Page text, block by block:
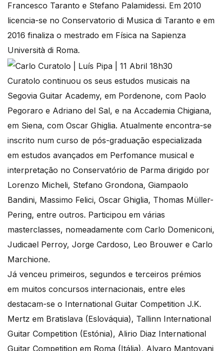
Francesco Taranto e Stefano Palamidessi. Em 2010
licencia-se no Conservatorio di Musica di Taranto e em
2016 finaliza o mestrado em Física na Sapienza
Università di Roma.
Curatolo continuou os seus estudos musicais na
Segovia Guitar Academy, em Pordenone, com Paolo
Pegoraro e Adriano del Sal, e na Accademia Chigiana,
em Siena, com Oscar Ghiglia. Atualmente encontra-se
inscrito num curso de pós-graduação especializada
em estudos avançados em Perfomance musical e
interpretação no Conservatório de Parma dirigido por
Lorenzo Micheli, Stefano Grondona, Giampaolo
Bandini, Massimo Felici, Oscar Ghiglia, Thomas Müller-
Pering, entre outros. Participou em várias
masterclasses, nomeadamente com Carlo Domeniconi,
Judicael Perroy, Jorge Cardoso, Leo Brouwer e Carlo
Marchione.
Já venceu primeiros, segundos e terceiros prémios
em muitos concursos internacionais, entre eles
destacam-se o International Guitar Competition J.K.
Mertz em Bratislava (Eslováquia), Tallinn International
Guitar Competition (Estónia), Alirio Diaz International
Guitar Competition em Roma (Itália), Alvaro Mantovani